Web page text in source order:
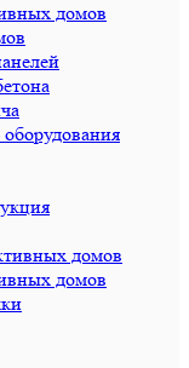
домов
домов
домов